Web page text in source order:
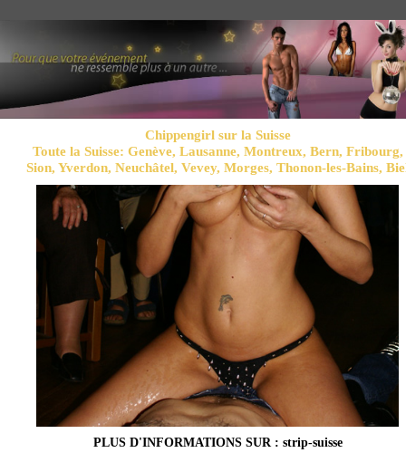
Chippengirl sur la Suisse
Toute la Suisse: Genève, Lausanne, Montreux, Bern, Fribourg,
Sion, Yverdon, Neuchâtel, Vevey, Morges, Thonon-les-Bains,
PLUS D'INFORMATIONS SUR : strip-suisse